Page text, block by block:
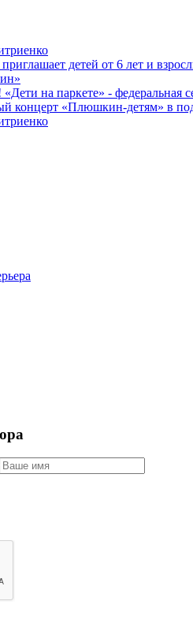
детей от 6 лет и
на паркете» - федеральная
концерт «Плюшкин-детям» в